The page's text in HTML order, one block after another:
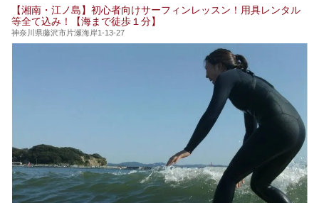
今回は日帰り温泉としての「絶景日帰り温泉 龍宮殿本館
（以下、龍宮殿本館）」と、旅館としての「箱根 芦ノ湖畔
蛸川温泉 龍宮殿（以下、龍宮殿）」の両方の魅力をたっぷ
りお伝えします！
ここは箱根神社、九頭龍神社、白龍神社、箱根元宮と箱根の
4つの神社に囲まれたパワースポットです。
提供元：株式会社西武・プリンスホテルズワールドワイド
この記事は箱根 芦ノ湖畔蛸川温泉 龍宮殿のPR記事です。
【湘南・江ノ島】初心者向けサーフィンレッスン！用具レンタル
等全て込み！【海まで徒歩１分】
神奈川県藤沢市片瀬海岸1-13-27